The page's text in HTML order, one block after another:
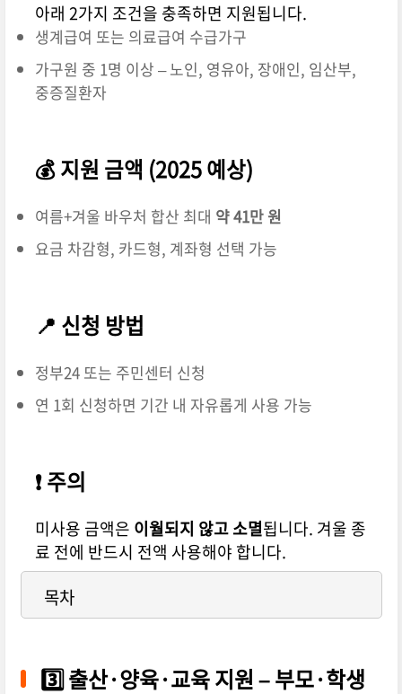
아래 2가지 조건을 충족하면 지원됩니다.
생계급여 또는 의료급여 수급가구
가구원 중 1명 이상 – 노인, 영유아, 장애인, 임산부,
중증질환자
💰 지원 금액 (2025 예상)
여름+겨울 바우처 합산 최대 약 41만 원
요금 차감형, 카드형, 계좌형 선택 가능
📍 신청 방법
정부24 또는 주민센터 신청
연 1회 신청하면 기간 내 자유롭게 사용 가능
❗ 주의
미사용 금액은 이월되지 않고 소멸됩니다. 겨울 종
료 전에 반드시 전액 사용해야 합니다.
목차
3️⃣ 출산·양육·교육 지원 – 부모·학생